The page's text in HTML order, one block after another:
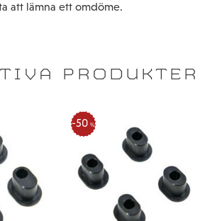
att lämna ett omdöme.
PRODUKTER
50 %